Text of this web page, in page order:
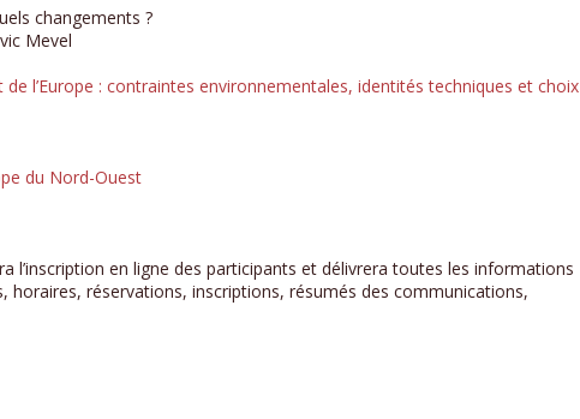
changements ?
Mevel
l’Europe : contraintes environnementales, identités techniques et choix
du Nord-Ouest
l’inscription en ligne des participants et délivrera toutes les informations
réservations, inscriptions, résumés des communications,